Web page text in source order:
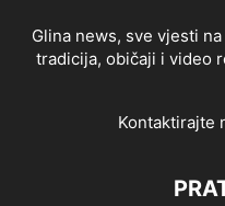
Glina news, sve vjesti
tradicija, običaji i video
Kontaktirajte